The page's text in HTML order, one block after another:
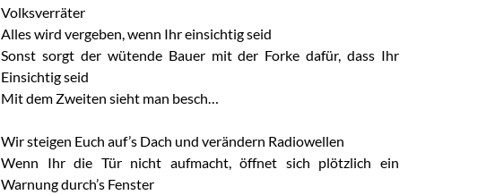
Volksverräter
Alles wird vergeben, wenn Ihr einsichtig seid
Sonst sorgt der wütende Bauer mit der Forke dafür, dass Ihr
Einsichtig seid
Mit dem Zweiten sieht man besch…
Wir steigen Euch auf’s Dach und verändern Radiowellen
Wenn Ihr die Tür nicht aufmacht, öffnet sich plötzlich ein
Warnung durch’s Fenster